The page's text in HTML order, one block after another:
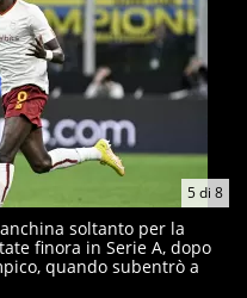
5di 8
soltanto per la
finora in Serie A, dopo
quando subentrò a